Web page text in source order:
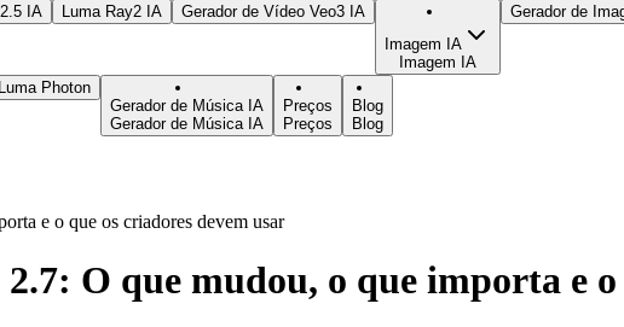
IA Luma Ray2 IA
Gerador de Vídeo Veo3 IA
Imagem IA
Imagem IA
Gerador de
Photon
Gerador de Música IA
Gerador de Música IA
Preços
Preços
Blog
Blog
e o que os criadores devem usar
O que mudou, o que importa e